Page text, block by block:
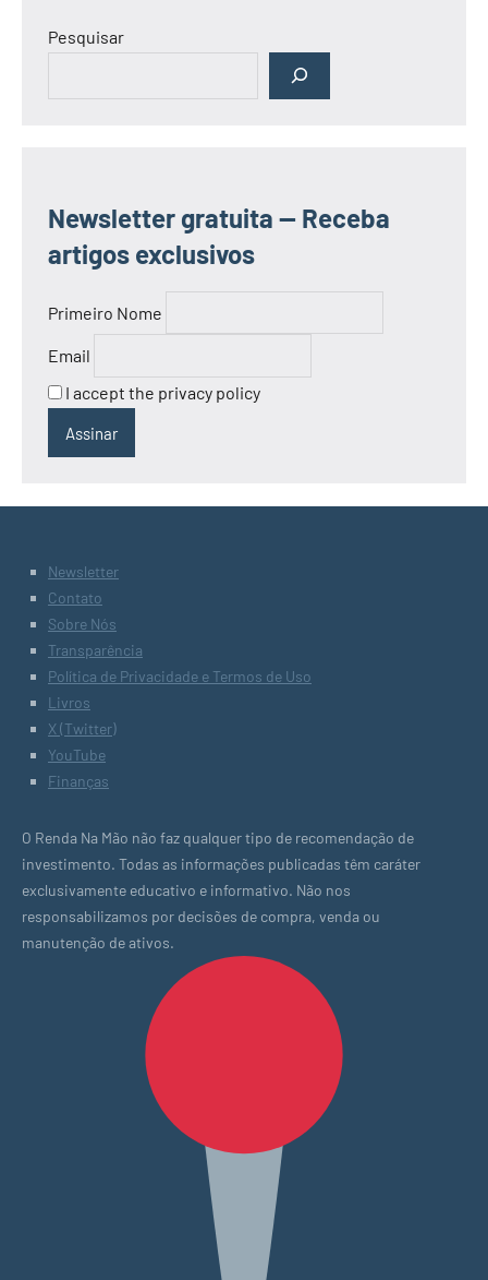
Pesquisar
Newsletter gratuita — Receba
artigos exclusivos
Primeiro Nome
Email
I accept the privacy policy
Newsletter
Contato
Sobre Nós
Transparência
Política de Privacidade e Termos de Uso
Livros
X (Twitter)
YouTube
Finanças
O Renda Na Mão não faz qualquer tipo de recomendação de
investimento. Todas as informações publicadas têm caráter
exclusivamente educativo e informativo. Não nos
responsabilizamos por decisões de compra, venda ou
manutenção de ativos.